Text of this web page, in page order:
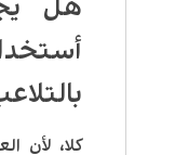
هل
كلا، لأن